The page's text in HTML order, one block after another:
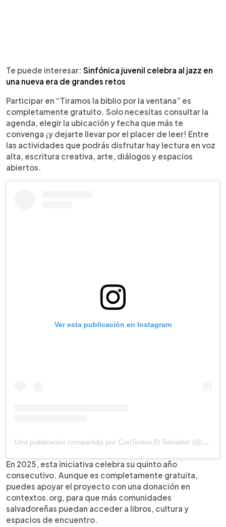
Te puede interesar: Sinfónica juvenil celebra al jazz en
una nueva era de grandes retos
Participar en “Tiramos la biblio por la ventana” es
completamente gratuito. Solo necesitas consultar la
agenda, elegir la ubicación y fecha que más te
convenga ¡y dejarte llevar por el placer de leer! Entre
las actividades que podrás disfrutar hay lectura en voz
alta, escritura creativa, arte, diálogos y espacios
abiertos.
Ver esta publicación en Instagram
Una publicación compartida por ConTextos El Salvador (@contextos_)
En 2025, esta iniciativa celebra su quinto año
consecutivo. Aunque es completamente gratuita,
puedes apoyar el proyecto con una donación en
contextos.org, para que más comunidades
salvadoreñas puedan acceder a libros, cultura y
espacios de encuentro.